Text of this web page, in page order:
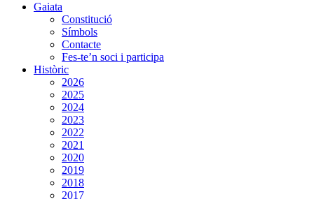
Gaiata
Constitució
Símbols
Contacte
Fes-te’n soci i participa
Històric
2026
2025
2024
2023
2022
2021
2020
2019
2018
2017